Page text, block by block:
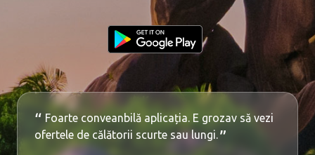
Foarte conveanbilă aplicația. E grozav să vezi
ofertele de călătorii scurte sau lungi.